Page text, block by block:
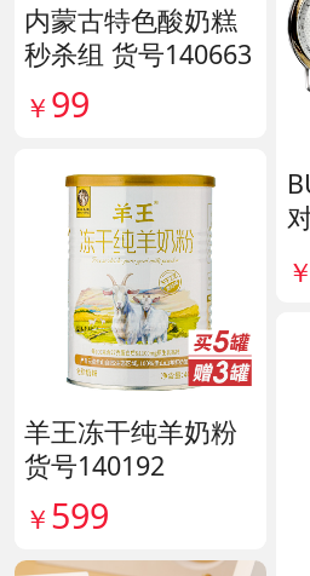
内蒙古特色酸奶糕
秒杀组 货号140663
￥ 99
羊王冻干纯羊奶粉
货号140192
￥ 599
￥